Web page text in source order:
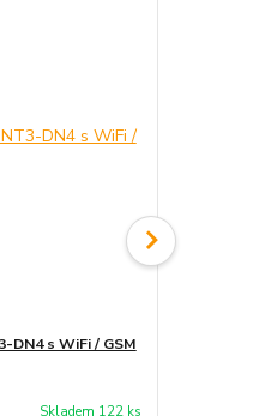
DN4 s WiFi / GSM
Skladem 122 ks